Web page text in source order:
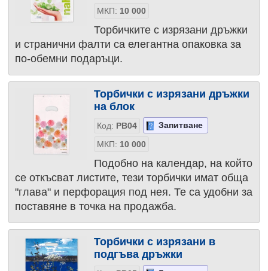
МКП: 10 000
Торбичките с изрязани дръжки
и странични фалти са елегантна опаковка за
по-обемни подаръци.
Торбички с изрязани дръжки
на блок
Код: PB04
Запитване
МКП: 10 000
Подобно на календар, на който
се откъсват листите, тези торбички имат обща
"глава" и перфорация под нея. Те са удобни за
поставяне в точка на продажба.
Торбички с изрязани в
подгъва дръжки